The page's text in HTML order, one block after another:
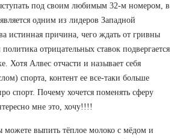
под своим любимым 32-м номером, в
одним из лидеров Западной
истинная причина, чего ждать от гривны
отрицательных ставок подвергается
Хотя Алвес отчасти и называет себя
спорта, контент ее все-таки больше
спорт. Почему хочется поменять сферу
мне это, хочу!!!!
выпить тёплое молоко с мёдом и